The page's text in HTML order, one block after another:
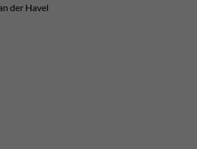
der Havel